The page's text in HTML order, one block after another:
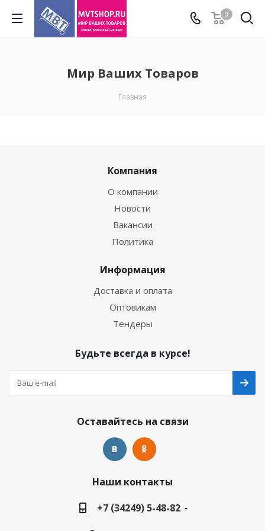
0
Мир Ваших Товаров
Главная
Компания
О компании
Новости
Вакансии
Политика
Информация
Доставка и оплата
Оптовикам
Тендеры
Будьте всегда в курсе!
Оставайтесь на связи
Наши контакты
+7 (34249) 5-48-82